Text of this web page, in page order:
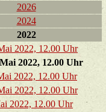
2026
2024
2022
2022, 12.00 Uhr
2022, 12.00 Uhr
2022, 12.00 Uhr
2022, 12.00 Uhr
2022, 12.00 Uhr